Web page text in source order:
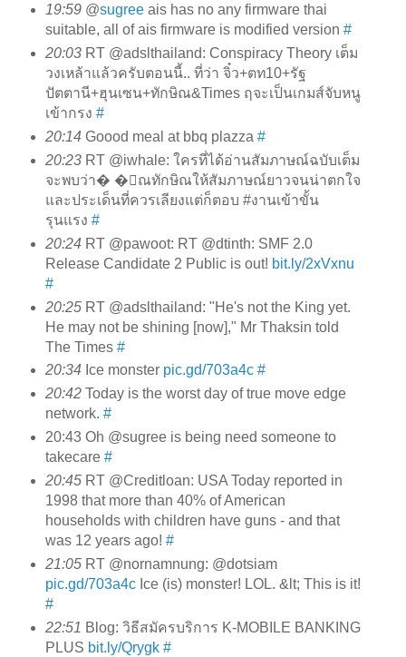
19:59@sugreeais has no any firmware thai
suitable, all of ais firmware is modified version #
20:03RT @adslthailand: Conspiracy Theory เต็ม
วงเหล้าแล้วครับตอนนี้.. ที่ว่า จิ๋ว+ตท10+รัฐ
ปัตตานี+ฮุนเซน+ทักษิณ&Times ฤจะเป็นเกมส์จับหนู
เข้ากรง #
20:14Goood meal at bbq plazza #
20:23RT @iwhale: ใครที่ได้อ่านสัมภาษณ์ฉบับเต็ม
จะพบว่า� �ุณทักษิณให้สัมภาษณ์ยาวจนน่าตกใจ
และประเด็นที่ควรเลียงแต่ก็ตอบ #งานเข้าขั้น
รุนแรง #
20:24RT @pawoot: RT @dtinth: SMF 2.0
Release Candidate 2 Public is out! bit.ly/2xVxnu
#
20:25RT @adslthailand: "He's not the King yet.
He may not be shining [now]," Mr Thaksin told
The Times #
20:34Ice monster pic.gd/703a4c #
20:42Today is the worst day of true move edge
network. #
20:43 Oh @sugree is being need someone to
takecare #
20:45RT @Creditloan: USA Today reported in
1998 that more than 40% of American
households with children have guns - and that
was 12 years ago! #
21:05RT @nornamnung: @dotsiam
pic.gd/703a4cIce (is) monster! LOL. &lt; This is it!
#
22:51 Blog: วิธีสมัครบริการ K-MOBILE BANKING
PLUS bit.ly/Qrygk #